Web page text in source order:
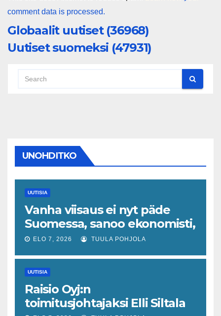
comment data is processed.
Globaalit uutiset (36968)
Uutiset suomeksi (47931)
UNOHDITKO
UUTISIA
Vanha viisaus ei nyt päde
Suomessa, sanoo ekonomisti,
joka odottaa työllisyyteen
piristymistä
ELO 7, 2026 TUULA POHJOLA
UUTISIA
Raisio Oyj:n
toimitusjohtajaksi Elli Siltala